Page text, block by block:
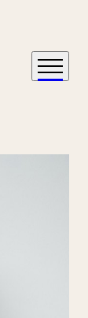
Meny